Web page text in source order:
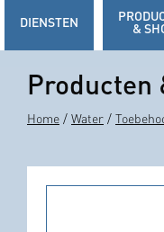
DIENSTEN &
Producten
Home / Water /